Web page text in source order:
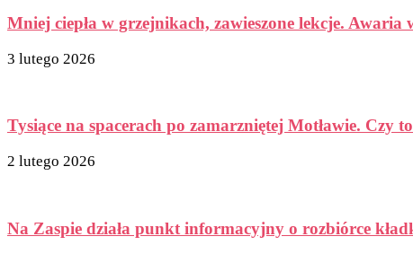
Mniej ciepła w grzejnikach, zawieszone lekcje. Awaria
3 lutego 2026
Tysiące na spacerach po zamarzniętej Motławie. Czy
2 lutego 2026
Na Zaspie działa punkt informacyjny o rozbiórce